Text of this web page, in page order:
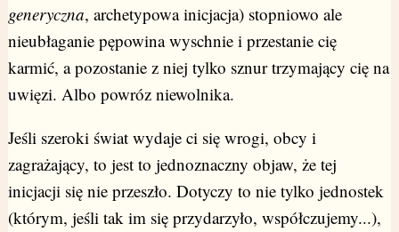
generyczna, archetypowa inicjacja) stopniowo ale
nieubłaganie pępowina wyschnie i przestanie cię
karmić, a pozostanie z niej tylko sznur trzymający cię na
uwięzi. Albo powróz niewolnika.
Jeśli szeroki świat wydaje ci się wrogi, obcy i
zagrażający, to jest to jednoznaczny objaw, że tej
inicjacji się nie przeszło. Dotyczy to nie tylko jednostek
(którym, jeśli tak im się przydarzyło, współczujemy...),